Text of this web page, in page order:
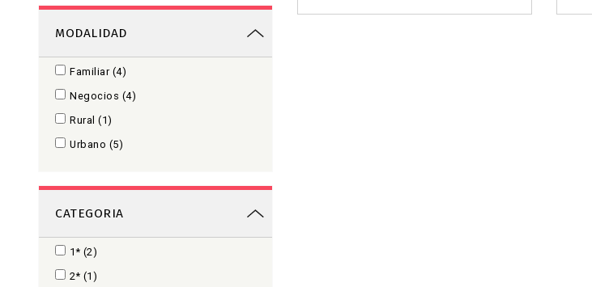
MODALIDAD
Familiar (4)
Negocios (4)
Rural (1)
Urbano (5)
CATEGORIA
1
(2)
2
(1)